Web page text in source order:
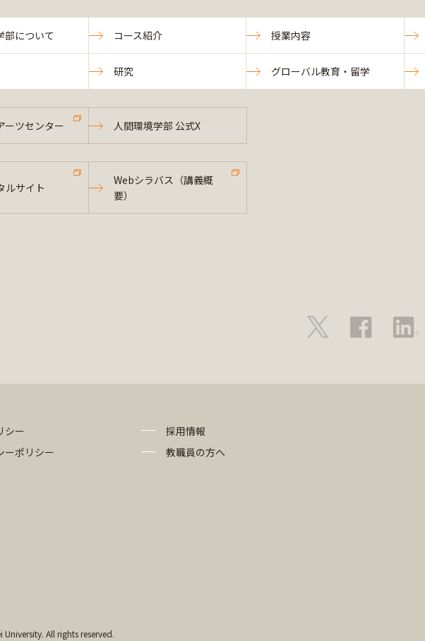
部について コース紹介 授業内容
研究 グローバル教育・留学
ーツセンター 人間環境学部 公式X
ルサイト
Webシラバス（講義概
要）
シー
ーポリシー
採用情報
教職員の方へ
All rights reserved.